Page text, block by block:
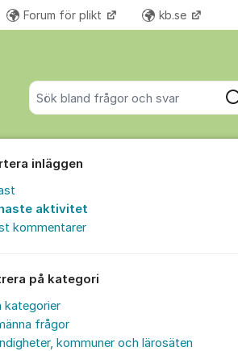
Sök bland alla inlägg
Forum för plikt kb.se Fler
inläggen
aktivitet
kommentarer
på kategori
kategorier
frågor
kommuner och lärosäten